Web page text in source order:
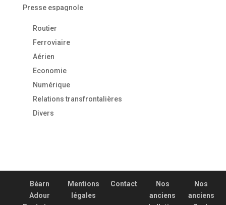
Presse espagnole
Routier
Ferroviaire
Aérien
Economie
Numérique
Relations transfrontalières
Divers
Béarn
Adour
Mentions
légales
Contact
Nos
anciens
Nos
anciens